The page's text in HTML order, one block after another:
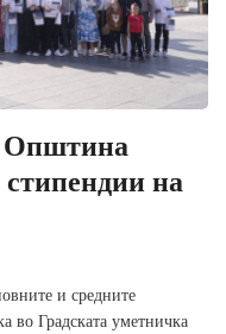
Општина
на
и средните
во Градската уметничка